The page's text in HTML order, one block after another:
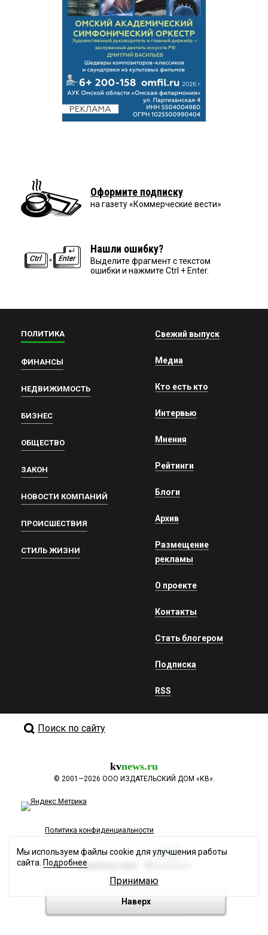
Оформите подписку
на газету «Коммерческие вести»
Нашли ошибку?
Выделите фрагмент с текстом
ошибки и нажмите Ctrl + Enter.
ПОЛИТИКА
ФИНАНСЫ
НЕДВИЖИМОСТЬ
БИЗНЕС
ОБЩЕСТВО
ЗАКОН
НОВОСТИ КОМПАНИЙ
ПРОИСШЕСТВИЯ
СТИЛЬ ЖИЗНИ
Свежий выпуск
Медиа
Кто есть кто
Интервью
Мнения
Рейтинги
Блоги
Архив
Размещение
рекламы
О проекте
Контакты
Стать блогером
Подписка
RSS
Поиск по сайту
kvnews.ru
© 2001—2026 ООО ИЗДАТЕЛЬСКИЙ ДОМ «КВ».
Политика конфиденциальности
Разработка сайта
Наверх
Мы используем файлы cookie для улучшения работы
сайта. Подробнее
Принимаю